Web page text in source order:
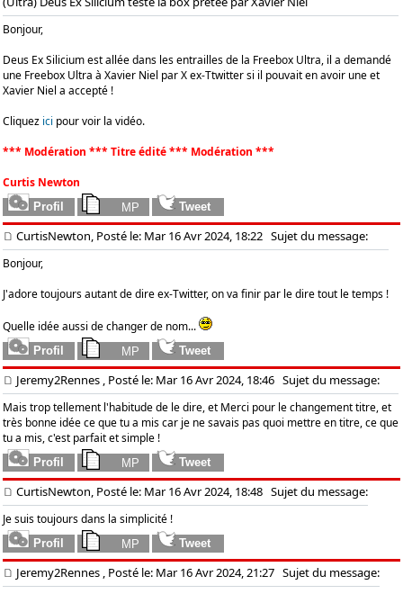
Bonjour,
Deus Ex Silicium est allée dans les entrailles de la Freebox Ultra, il a demandé
une Freebox Ultra à Xavier Niel par X ex-Ttwitter si il pouvait en avoir une et
Xavier Niel a accepté !
Cliquez ici pour voir la vidéo.
*** Modération *** Titre édité *** Modération ***
Curtis Newton
CurtisNewton, Posté le: Mar 16 Avr 2024, 18:22 Sujet du message:
Bonjour,
J'adore toujours autant de dire ex-Twitter, on va finir par le dire tout le temps !
Quelle idée aussi de changer de nom...
Jeremy2Rennes , Posté le: Mar 16 Avr 2024, 18:46 Sujet du message:
Mais trop tellement l'habitude de le dire, et Merci pour le changement titre, et
très bonne idée ce que tu a mis car je ne savais pas quoi mettre en titre, ce que
tu a mis, c'est parfait et simple !
CurtisNewton, Posté le: Mar 16 Avr 2024, 18:48 Sujet du message:
Je suis toujours dans la simplicité !
Jeremy2Rennes , Posté le: Mar 16 Avr 2024, 21:27 Sujet du message: